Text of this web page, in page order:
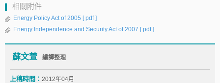
相關附件
Energy Policy Act of 2005 [ pdf ]
Energy Independence and Security Act of 2007 [ pdf ]
蘇文萱 編譯整理
上稿時間： 2012年04月